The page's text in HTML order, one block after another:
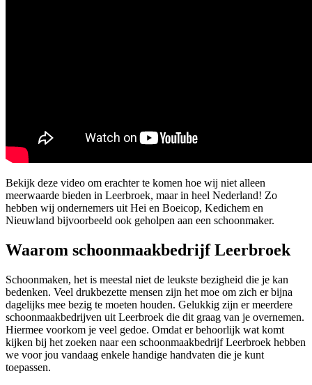
Bekijk deze video om erachter te komen hoe wij niet alleen
meerwaarde bieden in Leerbroek, maar in heel Nederland! Zo
hebben wij ondernemers uit Hei en Boeicop, Kedichem en
Nieuwland bijvoorbeeld ook geholpen aan een schoonmaker.
Waarom schoonmaakbedrijf Leerbroek
Schoonmaken, het is meestal niet de leukste bezigheid die je kan
bedenken. Veel drukbezette mensen zijn het moe om zich er bijna
dagelijks mee bezig te moeten houden. Gelukkig zijn er meerdere
schoonmaakbedrijven uit Leerbroek die dit graag van je overnemen.
Hiermee voorkom je veel gedoe. Omdat er behoorlijk wat komt
kijken bij het zoeken naar een schoonmaakbedrijf Leerbroek hebben
we voor jou vandaag enkele handige handvaten die je kunt
toepassen.